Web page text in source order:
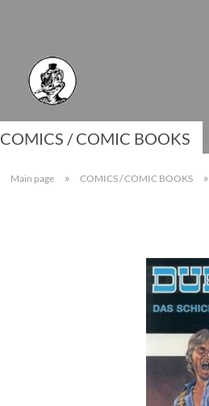
COMICS / COMIC BOOKS
Main page » COMICS / COMIC BOOKS »